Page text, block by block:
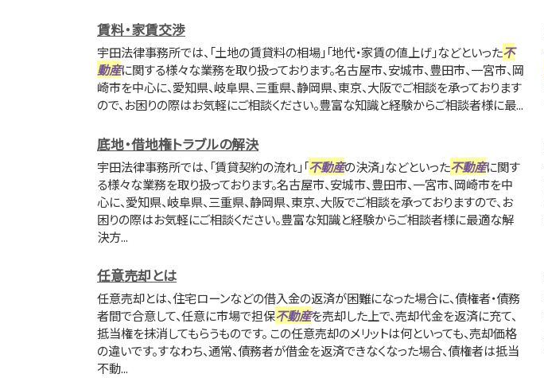
賃料・家賃交渉
宇田法律事務所では、「土地の賃貸料の相場」「地代・家賃の値上げ」などといった不
動産に関する様々な業務を取り扱っております。名古屋市、安城市、豊田市、一宮市、岡
崎市を中心に、愛知県、岐阜県、三重県、静岡県、東京、大阪でご相談を承っております
ので、お困りの際はお気軽にご相談ください。豊富な知識と経験からご相談者様に最...
底地・借地権トラブルの解決
宇田法律事務所では、「賃貸契約の流れ」「不動産の決済」などといった不動産に関す
る様々な業務を取り扱っております。名古屋市、安城市、豊田市、一宮市、岡崎市を中
心に、愛知県、岐阜県、三重県、静岡県、東京、大阪でご相談を承っておりますので、お
困りの際はお気軽にご相談ください。豊富な知識と経験からご相談者様に最適な解
決方...
任意売却とは
任意売却とは、住宅ローンなどの借入金の返済が困難になった場合に、債権者・債務
者間で合意して、任意に市場で担保不動産を売却した上で、売却代金を返済に充て、
抵当権を抹消してもらうものです。 この任意売却のメリットは何といっても、売却価格
の違いです。すなわち、通常、債務者が借金を返済できなくなった場合、債権者は抵当
不動...